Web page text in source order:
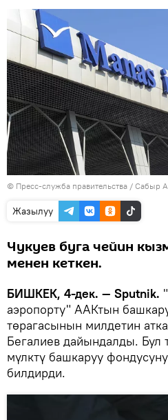
© Пресс-служба правительства / Сабыр
Жазылуу
Чукуев буга чейин
менен кеткен.
БИШКЕК, 4-дек. — Sputnik.
аэропорту" ААКтын
төрагасынын милдетин
Бегалиев дайындалды. Бул
мүлктү башкаруу
билдирди.